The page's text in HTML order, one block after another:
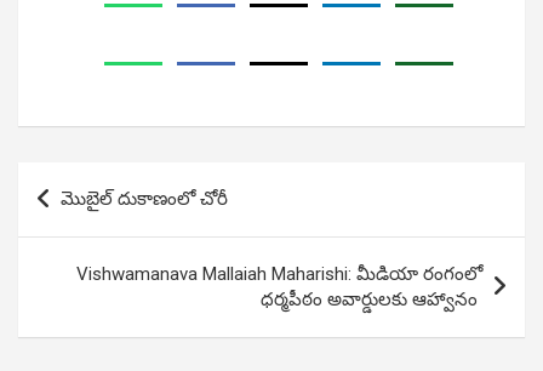
Post
navigation
మొబైల్ దుకాణంలో చోరీ
Vishwamanava Mallaiah Maharishi: మీడియా రంగంలో
ధర్మపీఠం అవార్డులకు ఆహ్వానం